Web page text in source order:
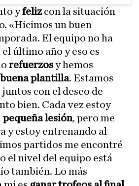
yfelizcon la situación
«Hicimos un buen
El equipo no ha
último año y eso es
refuerzosy hemos
buena plantilla. Estamos
con el deseo de
bien. Cada vez estoy
pequeña lesión, pero me
y estoy entrenando al
partidos me encontré
el nivel del equipo está
también. Lo más